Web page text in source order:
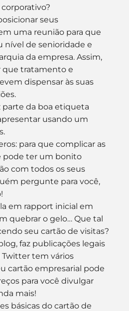
uma reunião para que
nível de senioridade e
da empresa. Assim,
que tratamento e
dispensar às suas
usando um
para que complicar as
pode ter um bonito
com todos os seus
pergunte para você,
quebrar o gelo… Que tal
seu cartão de visitas?
Twitter tem vários
cartão empresarial pode
para você divulgar
mais!
básicas do cartão de